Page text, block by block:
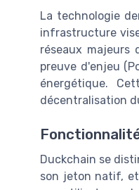
La technologie
infrastructure
réseaux majeurs
preuve d'enjeu
énergétique.
décentralisation
Duckchain se
son jeton natif,